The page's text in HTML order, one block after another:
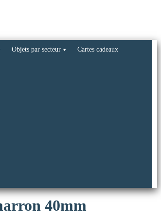
Objets par secteur Cartes cadeaux
40mm